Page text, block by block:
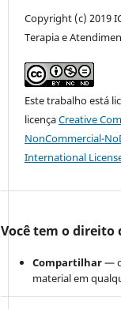
Copyright (c) 2019
Terapia e
Este trabalho está
licençaCreative
NonCommercial-
International
Você tem o direito
Compartilhar—
material em